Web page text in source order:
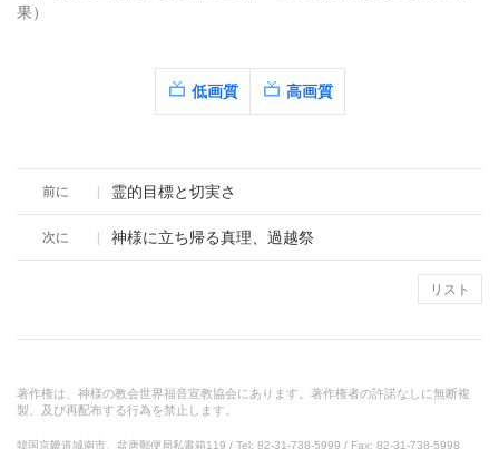
果）
低画質 高画質
前に | 霊的目標と切実さ
次に | 神様に立ち帰る真理、過越祭
リスト
著作権は、神様の教会世界福音宣教協会にあります。著作権者の許諾なしに無断複
製、及び再配布する行為を禁止します。
韓国京畿道城南市、盆唐郵便局私書箱119 / Tel: 82-31-738-5999 / Fax: 82-31-738-5998